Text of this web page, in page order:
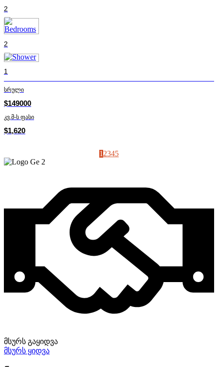
2
2
1
სრული
$149000
კვ.მ-ს ფასი
$1,620
1 2345
მსურს გაყიდვა
მსურს ყიდვა